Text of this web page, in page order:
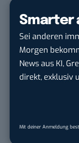
Smarter
Sei anderen
Morgen
News aus KI,
direkt, exklusiv
Mit deiner Anmeldung
erstellen?
Mit den Guides
zu einer noch
ersetzt keine
Guides bieten
Netzwerk selbst
Guides schon
Informationen